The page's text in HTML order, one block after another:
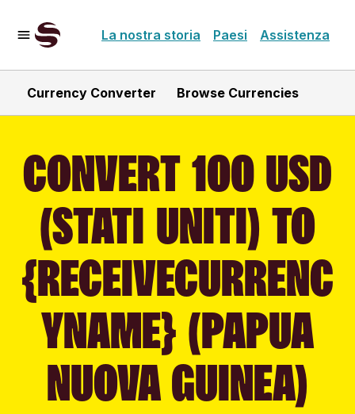
La nostra storia Paesi Assistenza
Currency Converter Browse Currencies
CONVERT 100 USD
(STATI UNITI) TO
{RECEIVECURRENC
YNAME} (PAPUA
NUOVA GUINEA)